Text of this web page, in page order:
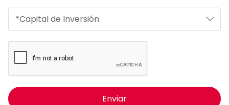
Enviar